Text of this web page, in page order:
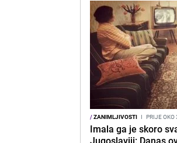
/ZANIMLJIVOSTI I PRIJE OKO
Imala ga je skoro